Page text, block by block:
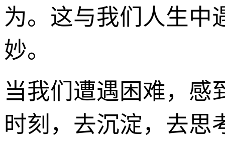
为。这与我们人生中
妙。
当我们遭遇困难，感
时刻，去沉淀，去思